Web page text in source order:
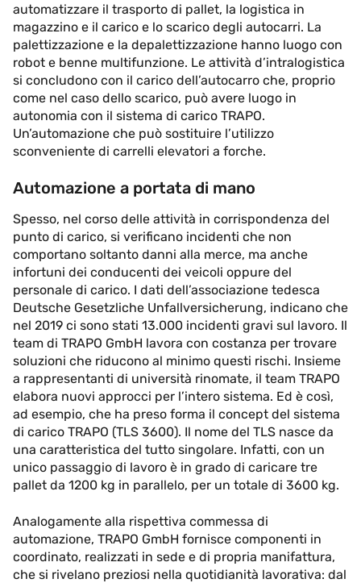
automatizzare il trasporto di pallet, la logistica in
magazzino e il carico e lo scarico degli autocarri. La
palettizzazione e la depalettizzazione hanno luogo con
robot e benne multifunzione. Le attività d’intralogistica
si concludono con il carico dell’autocarro che, proprio
come nel caso dello scarico, può avere luogo in
autonomia con il sistema di carico TRAPO.
Un’automazione che può sostituire l’utilizzo
sconveniente di carrelli elevatori a forche.
Automazione a portata di mano
Spesso, nel corso delle attività in corrispondenza del
punto di carico, si verificano incidenti che non
comportano soltanto danni alla merce, ma anche
infortuni dei conducenti dei veicoli oppure del
personale di carico. I dati dell’associazione tedesca
Deutsche Gesetzliche Unfallversicherung, indicano che
nel 2019 ci sono stati 13.000 incidenti gravi sul lavoro. Il
team di TRAPO GmbH lavora con costanza per trovare
soluzioni che riducono al minimo questi rischi. Insieme
a rappresentanti di università rinomate, il team TRAPO
elabora nuovi approcci per l’intero sistema. Ed è così,
ad esempio, che ha preso forma il concept del sistema
di carico TRAPO (TLS 3600). Il nome del TLS nasce da
una caratteristica del tutto singolare. Infatti, con un
unico passaggio di lavoro è in grado di caricare tre
pallet da 1200 kg in parallelo, per un totale di 3600 kg.
Analogamente alla rispettiva commessa di
automazione, TRAPO GmbH fornisce componenti in
coordinato, realizzati in sede e di propria manifattura,
che si rivelano preziosi nella quotidianità lavorativa: dal